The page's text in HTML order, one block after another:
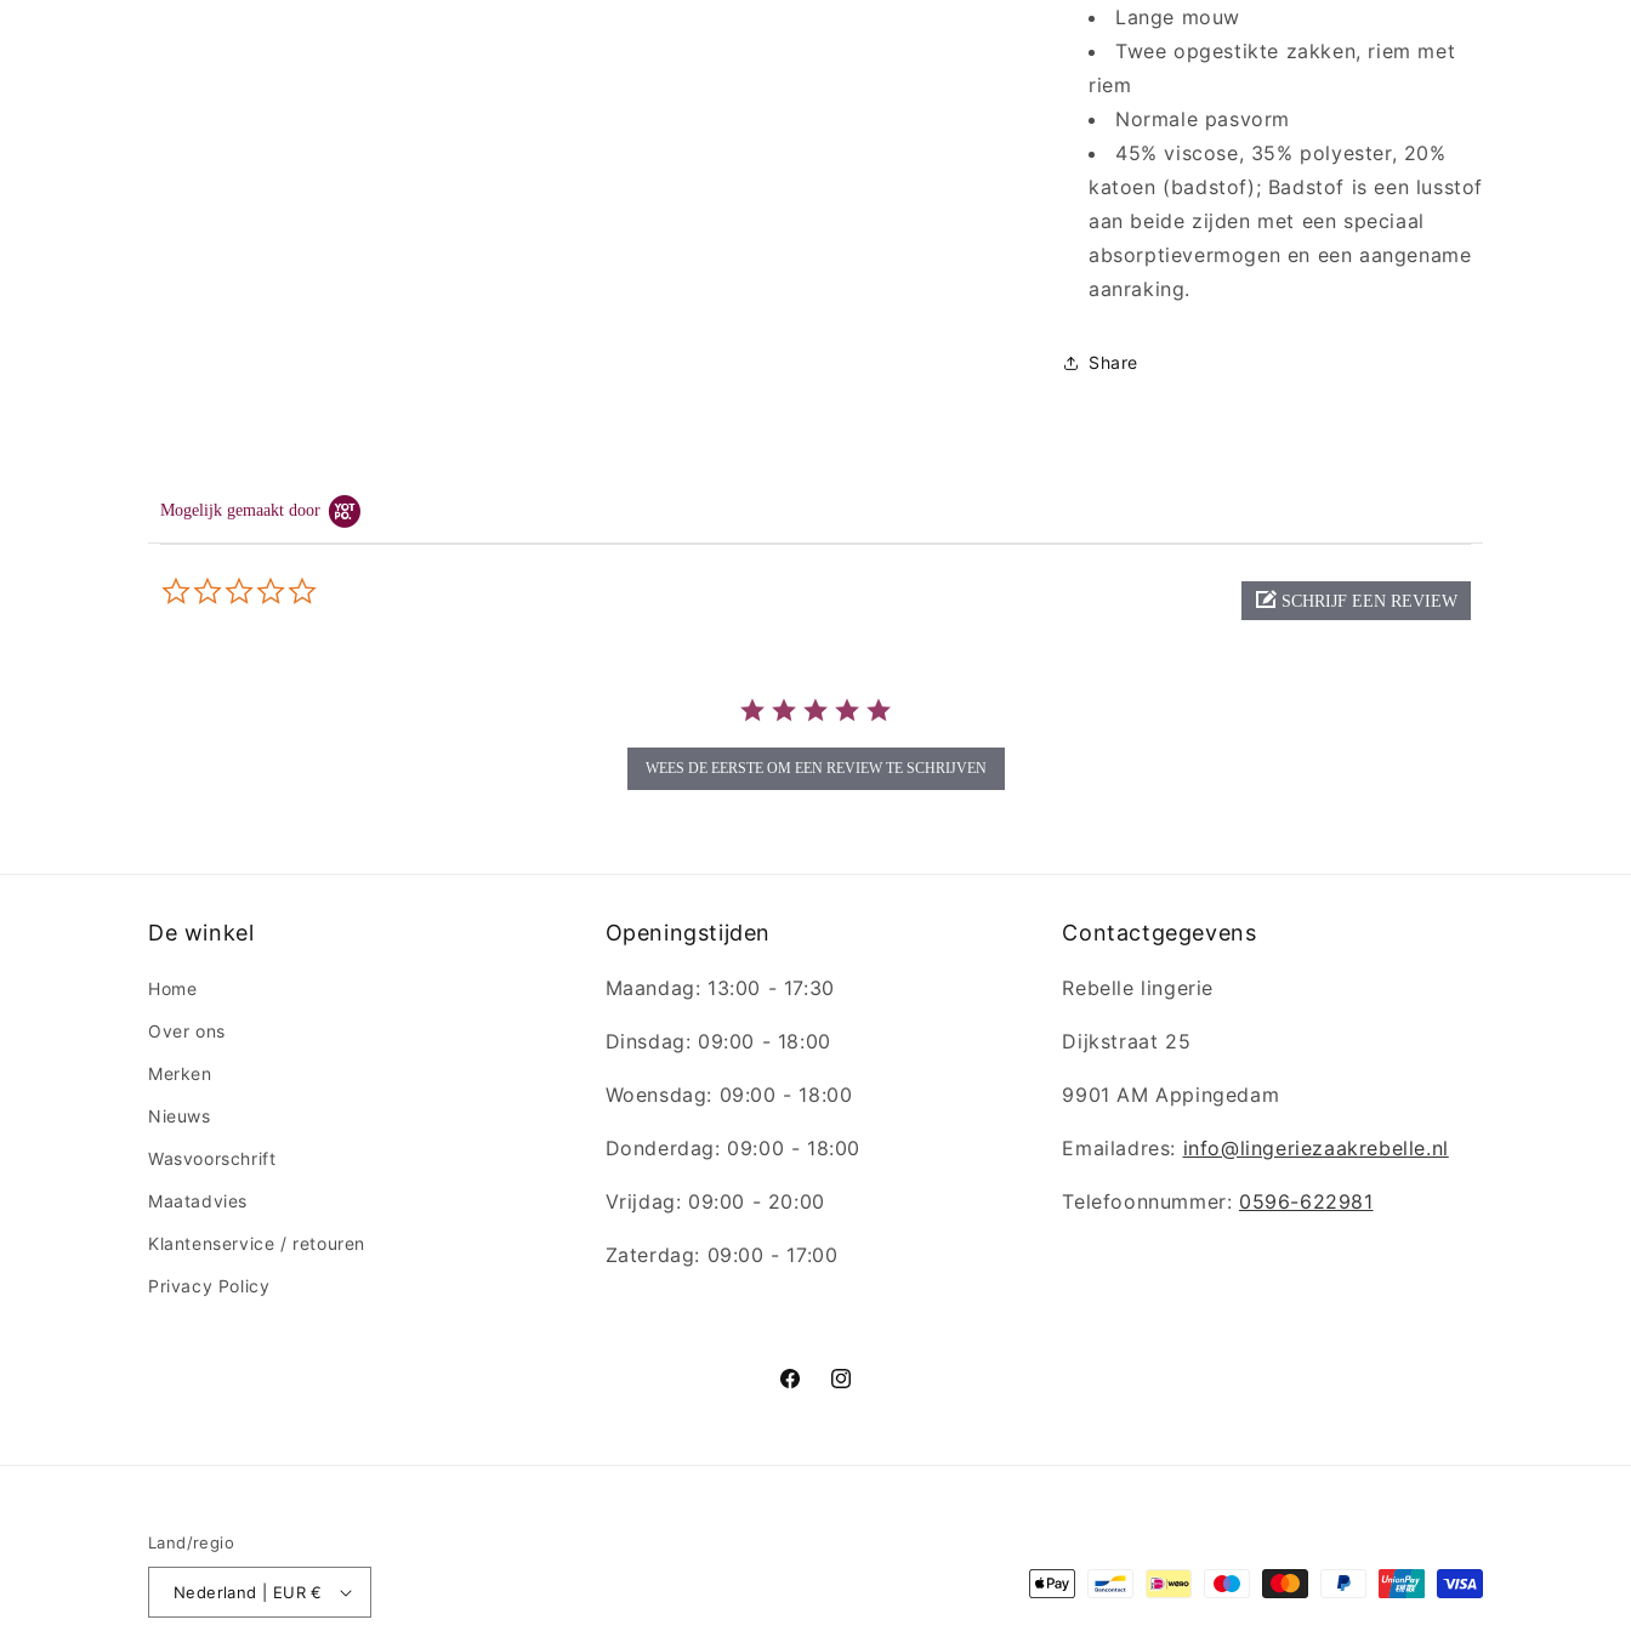
Lange mouw
Twee opgestikte zakken, riem met
riem
Normale pasvorm
45% viscose, 35% polyester, 20%
katoen (badstof); Badstof is een lusstof
aan beide zijden met een speciaal
absorptievermogen en een aangename
aanraking.
Share
Mogelijk gemaakt door
SCHRIJF EEN REVIEW
WEES DE EERSTE OM EEN REVIEW TE SCHRIJVEN
De winkel
Home
Over ons
Merken
Nieuws
Wasvoorschrift
Maatadvies
Klantenservice / retouren
Privacy Policy
Openingstijden
Maandag: 13:00 - 17:30
Dinsdag: 09:00 - 18:00
Woensdag: 09:00 - 18:00
Donderdag: 09:00 - 18:00
Vrijdag: 09:00 - 20:00
Zaterdag: 09:00 - 17:00
Contactgegevens
Rebelle lingerie
Dijkstraat 25
9901 AM Appingedam
Emailadres: info@lingeriezaakrebelle.nl
Telefoonnummer: 0596-622981
FacebookInstagram
Land/regio
Nederland | EUR € Betaalmethoden